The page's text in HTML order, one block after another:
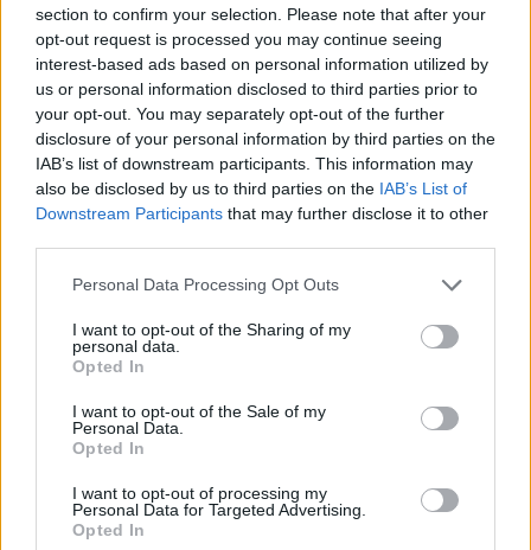
section to confirm your selection. Please note that after your
opt-out request is processed you may continue seeing
interest-based ads based on personal information utilized by
us or personal information disclosed to third parties prior to
your opt-out. You may separately opt-out of the further
disclosure of your personal information by third parties on the
IAB’s list of downstream participants. This information may
also be disclosed by us to third parties on the IAB’s List of
Downstream Participants that may further disclose it to other
Please note that this website/app uses one or more Google
not limited to your visit or usage behaviour. You may click to
grant or deny consent to Google and its third-party tags to
use your data for below specified purposes in below Google
consent section.
Personal Data Processing Opt Outs
I want to opt-out of the Sharing of my
personal data.
Opted In
I want to opt-out of the Sale of my
Personal Data.
Opted In
I want to opt-out of processing my
Personal Data for Targeted Advertising.
Opted In
Kiadó:First International / Ignition / [PIAS]
Megjelenés:2016. március 18.
Stílus:dancerock, happeningpop
Kulcsdal:I Can Change
Ennyit számítana a basszusember,Mani
visszakódorgása a Stone Roses-be? Hirtelen más
indok nem ugrik be, hogy miért lett két kategóriával
gyengébb ez a lemez, mint a három évvel ezelőtti,
perfektMore Light
zenekarát a
műfaji kalandozások mellett mindig jellemezte a
minőségingadozás is, de hogy erről a közepesebb,
mindent bele lemezről miért érdemes mégis szólni,
arra a korábbi stíluskavalkádhoz képest is meglepő
letérések adnak magyarázatot. Sőt, inkább kérdést
vetnek fel: a skizofrén katyvasz helyett miért nem lett
az egész lemez olyan easy listeninges, mint amilyen